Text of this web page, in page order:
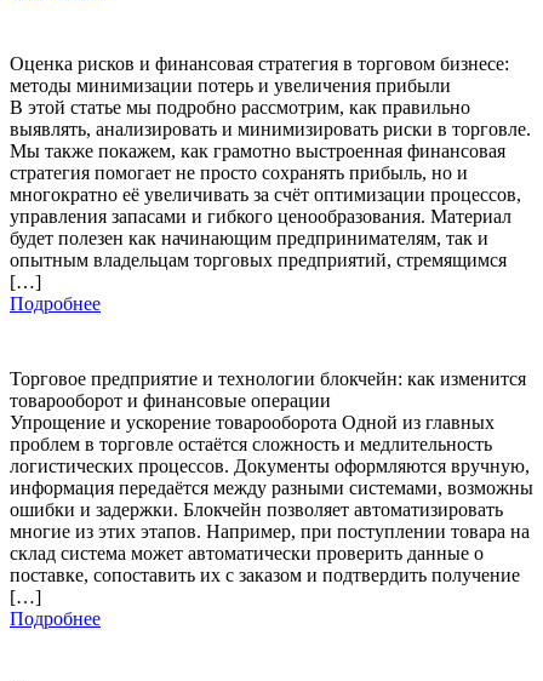
Оценка рисков и финансовая стратегия в торговом бизнесе:
методы минимизации потерь и увеличения прибыли
В этой статье мы подробно рассмотрим, как правильно
выявлять, анализировать и минимизировать риски в торговле.
Мы также покажем, как грамотно выстроенная финансовая
стратегия помогает не просто сохранять прибыль, но и
многократно её увеличивать за счёт оптимизации процессов,
управления запасами и гибкого ценообразования. Материал
будет полезен как начинающим предпринимателям, так и
опытным владельцам торговых предприятий, стремящимся
[…]
Подробнее
Торговое предприятие и технологии блокчейн: как изменится
товарооборот и финансовые операции
Упрощение и ускорение товарооборота Одной из главных
проблем в торговле остаётся сложность и медлительность
логистических процессов. Документы оформляются вручную,
информация передаётся между разными системами, возможны
ошибки и задержки. Блокчейн позволяет автоматизировать
многие из этих этапов. Например, при поступлении товара на
склад система может автоматически проверить данные о
поставке, сопоставить их с заказом и подтвердить получение
[…]
Подробнее